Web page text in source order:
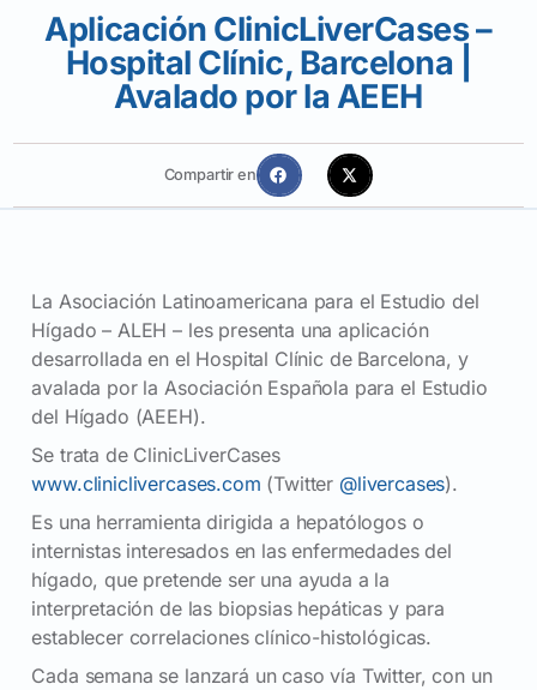
Aplicación ClinicLiverCases –
Hospital Clínic, Barcelona |
Avalado por la AEEH
Compartir en
La Asociación Latinoamericana para el Estudio del
Hígado – ALEH – les presenta una aplicación
desarrollada en el Hospital Clínic de Barcelona, y
avalada por la Asociación Española para el Estudio
del Hígado (AEEH).
Se trata de ClinicLiverCases
www.cliniclivercases.com (Twitter @livercases).
Es una herramienta dirigida a hepatólogos o
internistas interesados en las enfermedades del
hígado, que pretende ser una ayuda a la
interpretación de las biopsias hepáticas y para
establecer correlaciones clínico-histológicas.
Cada semana se lanzará un caso vía Twitter, con un